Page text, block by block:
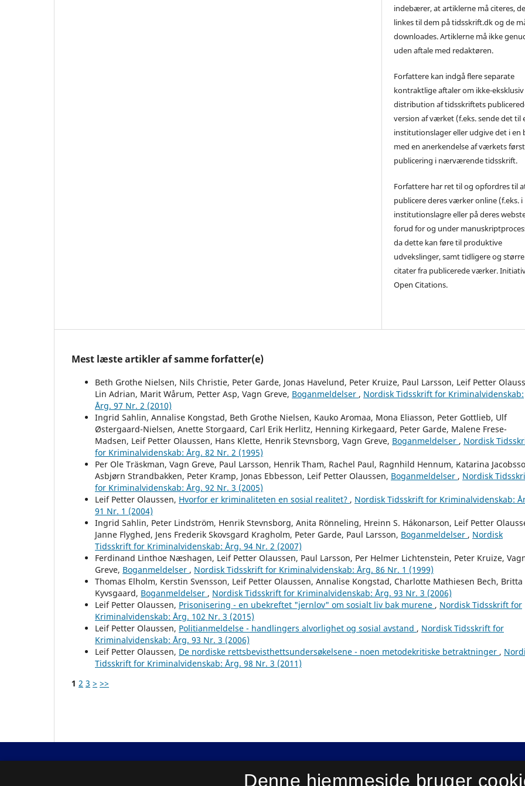
indebærer, at artiklerne må citeres,
linkes til dem på tidsskrift.dk og de
downloades. Artiklerne må ikke
uden aftale med redaktøren.
Forfattere kan indgå flere separate
kontraktlige aftaler om ikke-eksklusiv
distribution af tidsskriftets
version af værket (f.eks. sende det til
institutionslager eller udgive det i en
med en anerkendelse af værkets
publicering i nærværende tidsskrift.
Forfattere har ret til og opfordres til
publicere deres værker online (f.eks. i
institutionslagre eller på deres
forud for og under
da dette kan føre til produktive
udvekslinger, samt tidligere og større
citater fra publicerede værker.
Open Citations.
Mest læste artikler af samme forfatter(e)
Beth Grothe Nielsen, Nils Christie, Peter Garde, Jonas Havelund, Peter Kruize, Paul Larsson, Leif Petter
Lin Adrian, Marit Wårum, Petter Asp, Vagn Greve, Boganmeldelser , Nordisk Tidsskrift for Kriminalvidenskab:
Årg. 97 Nr. 2 (2010)
Ingrid Sahlin, Annalise Kongstad, Beth Grothe Nielsen, Kauko Aromaa, Mona Eliasson, Peter Gottlieb, Ulf
Østergaard-Nielsen, Anette Storgaard, Carl Erik Herlitz, Henning Kirkegaard, Peter Garde, Malene Frese-
Madsen, Leif Petter Olaussen, Hans Klette, Henrik Stevnsborg, Vagn Greve, Boganmeldelser , Nordisk
for Kriminalvidenskab: Årg. 82 Nr. 2 (1995)
Per Ole Träskman, Vagn Greve, Paul Larsson, Henrik Tham, Rachel Paul, Ragnhild Hennum, Katarina
Asbjørn Strandbakken, Peter Kramp, Jonas Ebbesson, Leif Petter Olaussen, Boganmeldelser , Nordisk
for Kriminalvidenskab: Årg. 92 Nr. 3 (2005)
Leif Petter Olaussen, Hvorfor er kriminaliteten en sosial realitet? , Nordisk Tidsskrift for Kriminalvidenskab:
91 Nr. 1 (2004)
Ingrid Sahlin, Peter Lindström, Henrik Stevnsborg, Anita Rönneling, Hreinn S. Hákonarson, Leif Petter
Janne Flyghed, Jens Frederik Skovsgard Kragholm, Peter Garde, Paul Larsson, Boganmeldelser , Nordisk
Tidsskrift for Kriminalvidenskab: Årg. 94 Nr. 2 (2007)
Ferdinand Linthoe Næshagen, Leif Petter Olaussen, Paul Larsson, Per Helmer Lichtenstein, Peter Kruize,
Greve, Boganmeldelser , Nordisk Tidsskrift for Kriminalvidenskab: Årg. 86 Nr. 1 (1999)
Thomas Elholm, Kerstin Svensson, Leif Petter Olaussen, Annalise Kongstad, Charlotte Mathiesen Bech, Britta
Kyvsgaard, Boganmeldelser , Nordisk Tidsskrift for Kriminalvidenskab: Årg. 93 Nr. 3 (2006)
Leif Petter Olaussen, Prisonisering - en ubekreftet "jernlov" om sosialt liv bak murene , Nordisk Tidsskrift for
Kriminalvidenskab: Årg. 102 Nr. 3 (2015)
Leif Petter Olaussen, Politianmeldelse - handlingers alvorlighet og sosial avstand , Nordisk Tidsskrift for
Kriminalvidenskab: Årg. 93 Nr. 3 (2006)
Leif Petter Olaussen, De nordiske rettsbevisthettsundersøkelsene - noen metodekritiske betraktninger ,
Tidsskrift for Kriminalvidenskab: Årg. 98 Nr. 3 (2011)
1 2 3 > >>
Nordisk Tidsskrift for KriminalvidenskabDenne hjemmeside bruger